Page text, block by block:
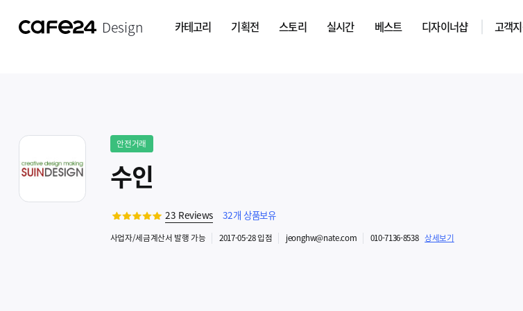
Design 카테고리 기획전 스토리 실시간 베스트 디자이너샵 고객
안전거래
수인
23 Reviews 32개 상품보유
사업자/세금계산서 발행 가능 2017-05-28입점 jeonghw@nate.com 010-7136-8538 상세보기